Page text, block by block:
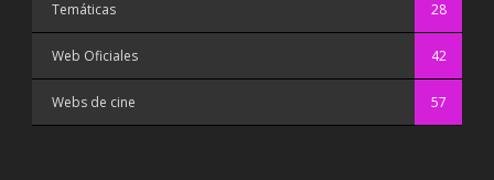
Temáticas 28
Web Oficiales 42
Webs de cine 57